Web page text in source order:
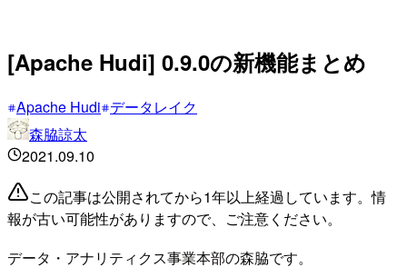
[Apache Hudi] 0.9.0の新機能まとめ
Apache Hudi データレイク
森脇諒太
2021.09.10
この記事は公開されてから1年以上経過しています。情
報が古い可能性がありますので、ご注意ください。
データ・アナリティクス事業本部の森脇です。